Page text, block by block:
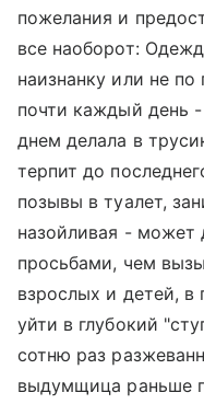
пожелания и
все наоборот:
наизнанку или не
почти каждый день
днем делала в
терпит до
позывы в туалет,
назойливая - может
просьбами, чем
взрослых и детей, в
уйти в глубокий
сотню раз
выдумщица раньше